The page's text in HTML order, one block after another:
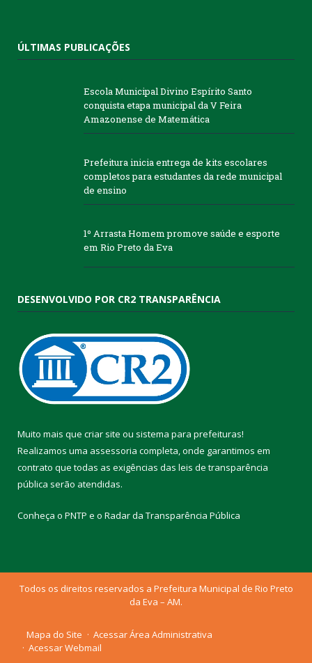
ÚLTIMAS PUBLICAÇÕES
Escola Municipal Divino Espírito Santo
conquista etapa municipal da V Feira
Amazonense de Matemática
Prefeitura inicia entrega de kits escolares
completos para estudantes da rede municipal
de ensino
1º Arrasta Homem promove saúde e esporte
em Rio Preto da Eva
DESENVOLVIDO POR CR2 TRANSPARÊNCIA
Muito mais que criar site ou sistema para prefeituras!
Realizamos uma assessoria completa, onde garantimos em
contrato que todas as exigências das leis de transparência
pública serão atendidas.
Conheça o PNTP e o Radar da Transparência Pública
Todos os direitos reservados a Prefeitura Municipal de Rio Preto
da Eva – AM.
Mapa do Site
Acessar Área Administrativa
Acessar Webmail